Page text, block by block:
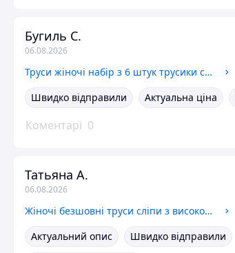
Бугиль С.
06.08.2026
Труси жіночі набір з 6 штук трусики стрінги однотонні бавовняні в рубчик комплект нижньої білизни для жінок дівчат Різнокольорові
Швидко відправили
Актуальна ціна
Коментарі 0
Татьяна А.
06.08.2026
Жіночі безшовні труси сліпи з високою посадкою і сіткою 3 шт. якісний набір зручних однотонних трусиків XL
Актуальний опис
Швидко відправили